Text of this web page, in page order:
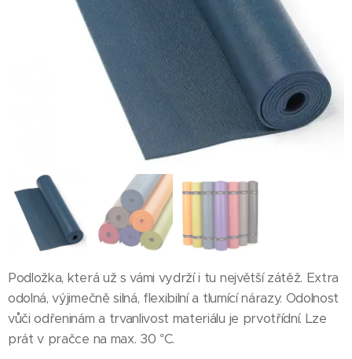
Podložka, která už s vámi vydrží i tu největší zátěž. Extra
odolná, výjimečně silná, flexibilní a tlumící nárazy. Odolnost
vůči odřeninám a trvanlivost materiálu je prvotřídní. Lze
prát v pračce na max. 30 °C.